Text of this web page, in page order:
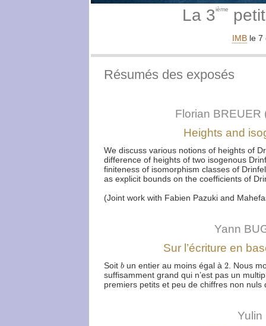
La 3ième
IMBle 7
Résumés des exposés
Florian BREUER
Heights and
We discuss various notions of heights of
difference of heights of two isogenous
finiteness of isomorphism classes of
as explicit bounds on the coefficients of
(Joint work with Fabien Pazuki and
Yann
Sur l’écriture en
Soit b
b un entier au moins égal à 2
2 . Nous
suffisamment grand qui n’est pas un
premiers petits et peu de chiffres non
Yulin